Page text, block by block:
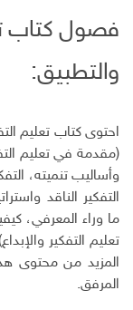
فصول كتاب
والتطبيق:
احتوى كتاب تعليم
(مقدمة في تعليم
وأساليب تنميته،
التفكير الناقد
ما وراء المعرفي،
تعليم التفكير
المزيد من محتوى
المرفق.